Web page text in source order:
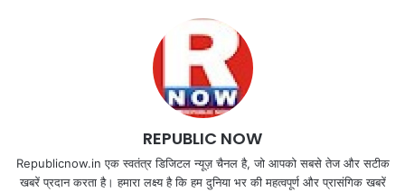
REPUBLIC NOW
Republicnow.in एक स्वतंत्र डिजिटल न्यूज़ चैनल है, जो आपको सबसे तेज और सटीक
खबरें प्रदान करता है। हमारा लक्ष्य है कि हम दुनिया भर की महत्वपूर्ण और प्रासंगिक खबरें